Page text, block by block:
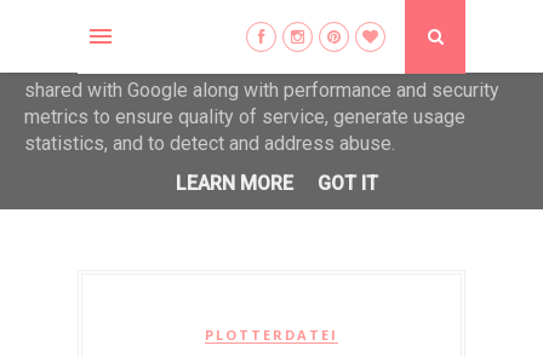
Die schönen Dinge erfreuen das Herz...
PLOTTERDATEI
This site uses cookies from Google to deliver its services
shared with Google along with performance and security
metrics to ensure quality of service, generate usage
statistics, and to detect and address abuse.
LEARN MORE
GOT IT